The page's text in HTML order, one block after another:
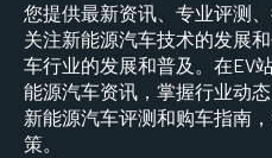
您提供最新资讯、专业评测
关注新能源汽车技术的发展
车行业的发展和普及。在EV
能源汽车资讯，掌握行业动
新能源汽车评测和购车指南
策。